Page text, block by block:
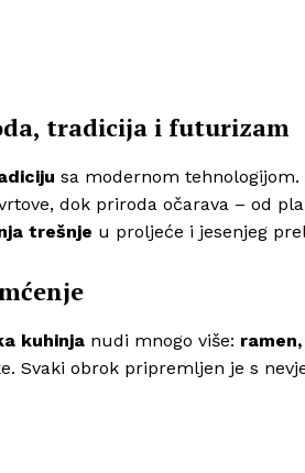
tradicija i futurizam
sa modernom tehnologijom.
dok priroda očarava – od
trešnje u proljeće i jesenjeg
kuhinja nudi mnogo više:
Svaki obrok pripremljen je s